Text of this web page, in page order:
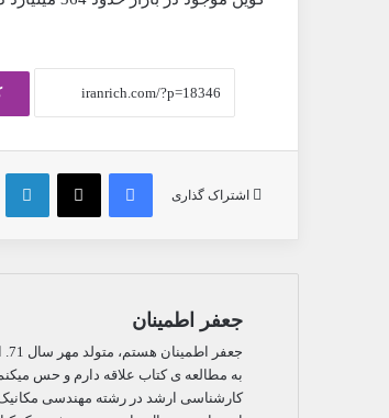
اشتراک گذاری
فیس بوک X
جعفر اطمینان
به مطالعه ی کتاب علاقه دارم و حس